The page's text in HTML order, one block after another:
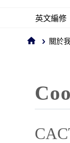
英文編修
關於